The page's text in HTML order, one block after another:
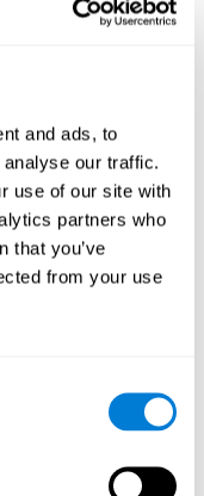
and ads, to
our traffic.
use of our site with
partners who
that you’ve
from your use
di movimento e un
Esiste un
dispositivo in
della valutazione
di: abilità motrici
occhio-piede